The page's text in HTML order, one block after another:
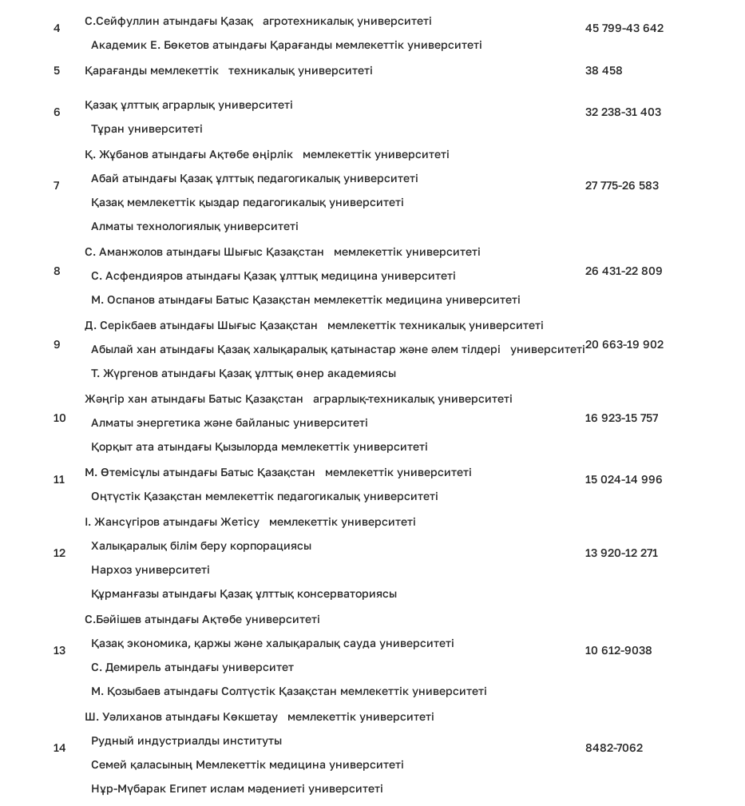
4
С.Сейфуллин атындағы Қазақ агротехникалық университеті
Академик Е. Бөкетов атындағы Қарағанды мемлекеттік университеті
45 799-43 642
5 Қарағанды мемлекеттік техникалық университеті 38 458
6
Қазақ ұлттық аграрлық университеті
Тұран университеті
32 238-31 403
7
Қ. Жұбанов атындағы Ақтөбе өңірлік мемлекеттік университеті
Абай атындағы Қазақ ұлттық педагогикалық университеті
Қазақ мемлекеттік қыздар педагогикалық университеті
Алматы технологиялық университеті
27 775-26 583
8
С. Аманжолов атындағы Шығыс Қазақстан мемлекеттік университеті
С. Асфендияров атындағы Қазақ ұлттық медицина университеті
М. Оспанов атындағы Батыс Қазақстан мемлекеттік медицина университеті
26 431-22 809
9
Д. Серікбаев атындағы Шығыс Қазақстан мемлекеттік техникалық университеті
Абылай хан атындағы Қазақ халықаралық қатынастар және әлем тілдері университеті
Т. Жүргенов атындағы Қазақ ұлттық өнер академиясы
20 663-19 902
10
Жәңгір хан атындағы Батыс Қазақстан аграрлық-техникалық университеті
Алматы энергетика және байланыс университеті
Қорқыт ата атындағы Қызылорда мемлекеттік университеті
16 923-15 757
11
М. Өтемісұлы атындағы Батыс Қазақстан мемлекеттік университеті
Оңтүстік Қазақстан мемлекеттік педагогикалық университеті
15 024-14 996
12
І. Жансүгіров атындағы Жетісу мемлекеттік университеті
Халықаралық білім беру корпорациясы
Нархоз университеті
Құрманғазы атындағы Қазақ ұлттық консерваториясы
13 920-12 271
13
С.Бәйішев атындағы Ақтөбе университеті
Қазақ экономика, қаржы және халықаралық сауда университеті
С. Демирель атындағы университет
М. Қозыбаев атындағы Солтүстік Қазақстан мемлекеттік университеті
10 612-9038
14
Ш. Уәлиханов атындағы Көкшетау мемлекеттік университеті
Рудный индустриалды институты
Семей қаласының Мемлекеттік медицина университеті
Нұр-Мүбарак Египет ислам мәдениеті университеті
8482-7062